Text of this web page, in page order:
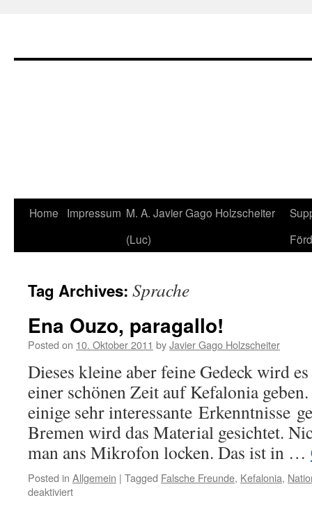
Skip
Home Impressum M. A. Javier Gago Holzscheiter
(Luc)
Tag Archives: Sprache
Ena Ouzo, paragallo!
Posted on 10. Oktober 2011 byJavier Gago Holzscheiter
Dieses kleine aber feine Gedeck wird
einer schönen Zeit auf Kefalonia
einige sehr interessante Erkenntnisse
Bremen wird das Material gesichtet.
man ans Mikrofon locken. Das ist in …
Posted in Allgemein | Tagged Falsche Freunde, Kefalonia,
deaktiviert